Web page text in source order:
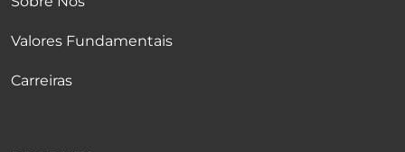
Valores Fundamentais
Carreiras